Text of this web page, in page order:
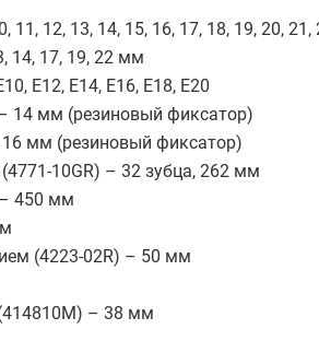
12, 13, 14, 15, 16, 17, 18, 19, 20,
14, 17, 19, 22 мм
E12, E14, E16, E18, E20
14 мм (резиновый фиксатор)
мм (резиновый фиксатор)
10GR) – 32 зубца, 262 мм
450 мм
(4223-02R) – 50 мм
– 38 мм